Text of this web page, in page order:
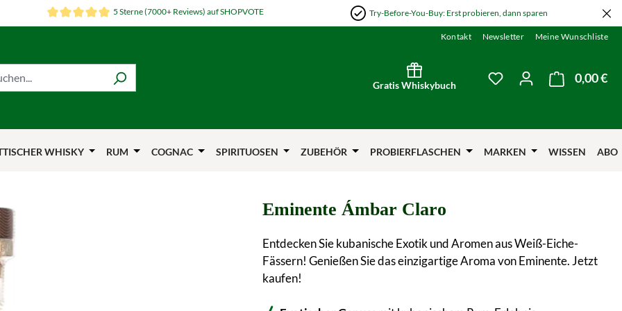
5 Sterne (7000+ Reviews) auf SHOPVOTE Try-Before-You-Buy: Erst probieren, dann sparen
Kontakt Newsletter Meine Wunschliste
Gratis Whiskybuch
Du hast 0 Produkte
0,00 €
WHISKY RUM COGNAC SPIRITUOSEN ZUBEHÖR PROBIERFLASCHEN MARKEN WISSEN ABO
Eminente Ámbar Claro
Entdecken Sie kubanische Exotik und Aromen aus Weiß-Eiche-
Fässern! Genießen Sie das einzigartige Aroma von Eminente. Jetzt
kaufen!